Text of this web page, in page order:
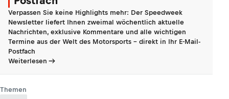
Verpassen Sie keine Highlights mehr: Der Speedweek
Newsletter liefert Ihnen zweimal wöchentlich aktuelle
Nachrichten, exklusive Kommentare und alle wichtigen
Termine aus der Welt des Motorsports - direkt in Ihr E-Mail-
Postfach
Weiterlesen
Themen